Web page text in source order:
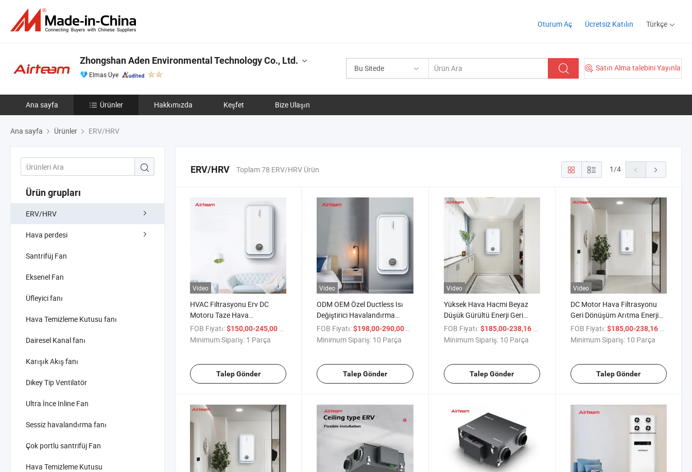
Oturum Aç Ücretsiz Katılın Türkçe
Bu Sitede Satın Alma talebini Yayınla
Zhongshan Aden Environmental Technology Co., Ltd.
Elmas Üye
Ana sayfa Ürünler Hakkımızda Keşfet Bize Ulaşın
Ana sayfa Ürünler ERV/HRV
Ürün grupları
ERV/HRV
Hava perdesi
Santrifüj Fan
Eksenel Fan
Üfleyici fanı
Hava Temizleme Kutusu fanı
Dairesel Kanal fanı
Karışık Akış fanı
Dikey Tip Ventilatör
Ultra İnce Inline Fan
Sessiz havalandırma fanı
Çok portlu santrifüj Fan
Hava Temizleme Kutusu
ERV/HRV Toplam 78 ERV/HRV Ürün 1/4
Video
HVAC Filtrasyonu Erv DC
Motoru Taze Hava
İklimlendirme Mekanik
Havalandırma Sistemi
FOB Fiyatı:$150,00-245,00 / Parça
Minimum Sipariş: 1 Parça
Talep Gönder
Video
ODM OEM Özel Ductless Isı
Değiştirici Havalandırma
Enerji Geri Kazanım Cihazı
İklimlendirme Sistemi
FOB Fiyatı: $198,00-290,00 / Parça
Minimum Sipariş: 10 Parça
Talep Gönder
Video
Yüksek Hava Hacmi Beyaz
Düşük Gürültü Enerji Geri
Kazanım Havalandırma
Ünitesi
FOB Fiyatı: $185,00-238,16 / Parça
Minimum Sipariş: 10 Parça
Talep Gönder
Video
DC Motor Hava Filtrasyonu
Geri Dönüşüm Arıtma Enerji
Değişimi Havalandırma Fanı
FOB Fiyatı: $185,00-238,16 / Parça
Minimum Sipariş: 10 Parça
Talep Gönder